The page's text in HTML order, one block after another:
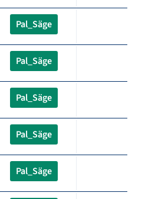
Pal_Säge
Pal_Säge
Pal_Säge
Pal_Säge
Pal_Säge